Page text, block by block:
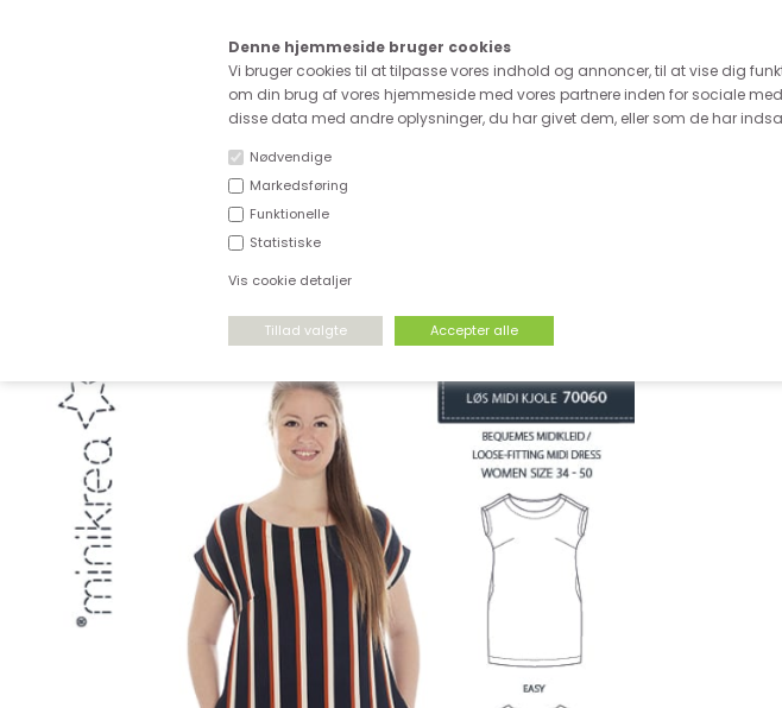
Denne hjemmeside bruger cookies
Vi bruger cookies til at tilpasse vores indhold og annoncer, til at vise dig
om din brug af vores hjemmeside med vores partnere inden for sociale
disse data med andre oplysninger, du har givet dem, eller som de har
Nødvendige
Markedsføring
Funktionelle
Statistiske
Vis cookie detaljer
Fri fragt ved køb for over 600.-
DEADSTOCK